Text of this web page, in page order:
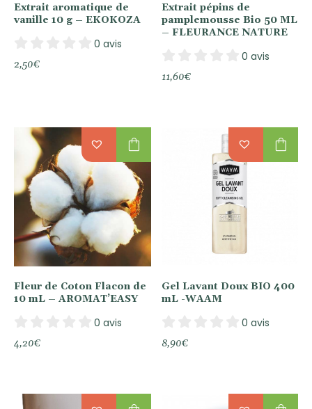
Extrait aromatique de
vanille 10 g – EKOKOZA
0 avis
2,50€
Extrait pépins de
pamplemousse Bio 50 ML
– FLEURANCE NATURE
0 avis
11,60€
Fleur de Coton Flacon de
10 mL – AROMAT’EASY
0 avis
4,20€
shopping_bag
Gel Lavant Doux BIO 400
mL -WAAM
0 avis
8,90€
shopping_bag